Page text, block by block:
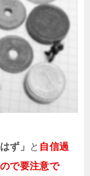
ず」 と 自信過
で要注意で